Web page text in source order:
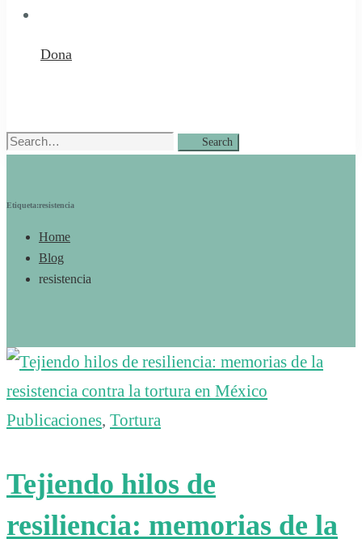
Dona
Search
Search
Etiqueta:resistencia
Home
Blog
resistencia
Publicaciones, Tortura
Tejiendo hilos de
resiliencia: memorias de la